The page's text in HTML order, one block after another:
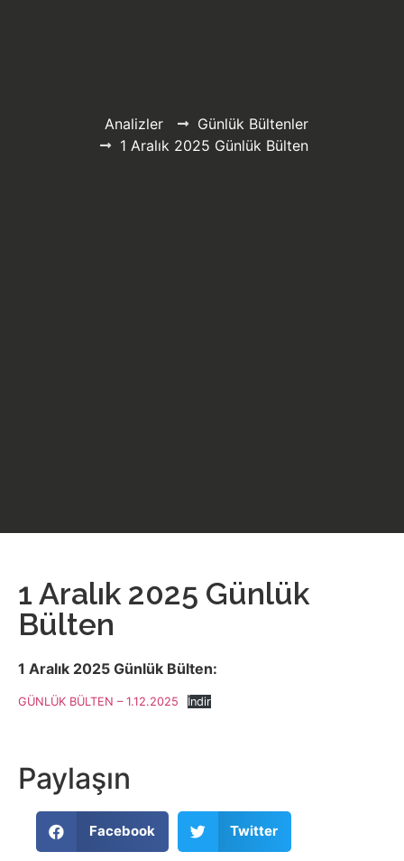
Analizler
Günlük Bültenler
1 Aralık 2025 Günlük Bülten
1 Aralık 2025 Günlük
Bülten
1 Aralık 2025 Günlük Bülten:
GÜNLÜK BÜLTEN – 1.12.2025 İndir
Paylaşın
Facebook Twitter